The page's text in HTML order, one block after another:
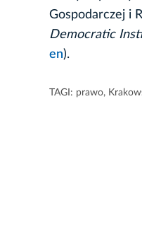
Gospodarczej i
Democratic
en).
TAGI: prawo,